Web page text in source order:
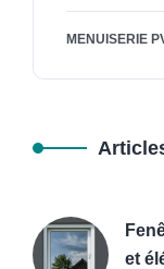
MENUISERIE
et